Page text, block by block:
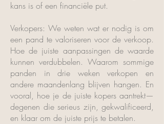
kans is of een financiële put.
Verkopers: We weten wat er nodig is om
een pand te valoriseren voor de verkoop.
Hoe de juiste aanpassingen de waarde
kunnen verdubbelen. Waarom sommige
panden in drie weken verkopen en
andere maandenlang blijven hangen. En
vooral, hoe je de juiste kopers aantrekt—
degenen die serieus zijn, gekwalificeerd,
en klaar om de juiste prijs te betalen.